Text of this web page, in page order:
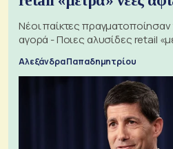
Νέοι παίκτες
αγορά - Ποιες αλυσίδες retail
Αλεξάνδρα Παπαδημητρίου